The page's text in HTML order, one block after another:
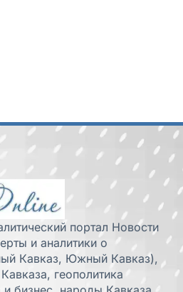
портал Новости
и аналитики о
Кавказ, Южный Кавказ),
геополитика